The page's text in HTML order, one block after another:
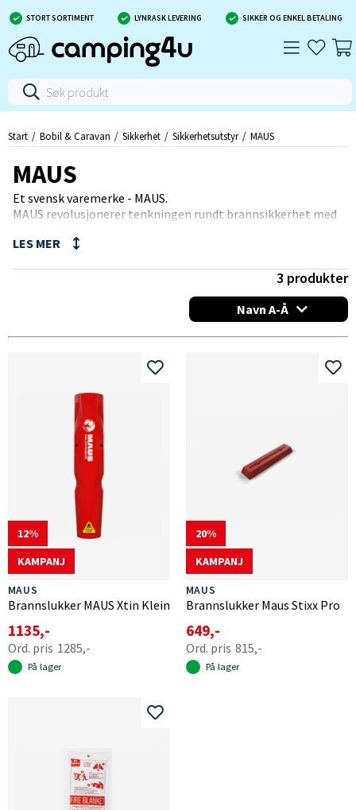
STORT SORTIMENT LYNRASK LEVERING SIKKER OG ENKEL BETALING
Start Bobil & Caravan Sikkerhet Sikkerhetsutstyr MAUS
MAUS
Et svensk varemerke - MAUS.
MAUS revolusjonerer tenkningen rundt brannsikkerhet med
Maus-produktene er spesielt utviklet for å være kompakte og
øyeblikk, enten du er hjemme, i bilen eller på arbeidsplassen.
Maus brannslukningsapparater bruker en patentert
teknologi som effektivt kveler brannen uten å etterlate
rester som pulver eller vann, og MAUS skader heller ikke
elektronikk, noe som gjør dem ideelle for å håndtere branner
i mindre rom som kjøkken, kontorer, biler og båter.
I tillegg er produktene miljøvennlige og etterlater ingen
skadelige kjemikalier. Beholderen kastes i metallgjenvinning
når den er gammel eller oppbrukt.
Med sin minimalistiske design og kraftige ytelse er Maus
brannslukningsapparater et pålitelig og moderne alternativ
til tradisjonelle brannslukningsapparater, og bidrar til en
tryggere hverdag for brukere over hele verden.
3 produkter
Navn A-Å
12
KAMPANJ
MAUS
Brannslukker MAUS Xtin Klein
1135,-
1285,-
På lager
20
KAMPANJ
MAUS
Brannslukker Maus Stixx Pro
649,-
815,-
På lager